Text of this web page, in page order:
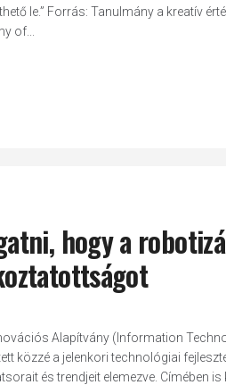
le.” Forrás: Tanulmány a kreatív
of...
hogy a
Alapítvány (Information
közzé a jelenkori technológiai
és trendjeit elemezve. Címében